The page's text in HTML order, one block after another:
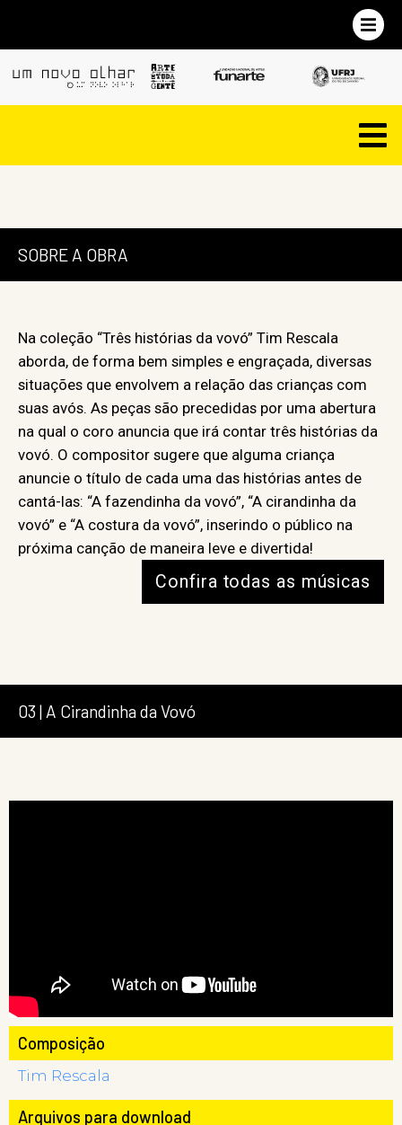
SOBRE A OBRA
Na coleção “Três histórias da vovó” Tim Rescala
aborda, de forma bem simples e engraçada, diversas
situações que envolvem a relação das crianças com
suas avós. As peças são precedidas por uma abertura
na qual o coro anuncia que irá contar três histórias da
vovó. O compositor sugere que alguma criança
anuncie o título de cada uma das histórias antes de
cantá-las: “A fazendinha da vovó”, “A cirandinha da
vovó” e “A costura da vovó”, inserindo o público na
próxima canção de maneira leve e divertida!
Confira todas as músicas
03 | A Cirandinha da Vovó
Composição
Tim Rescala
Arquivos para download